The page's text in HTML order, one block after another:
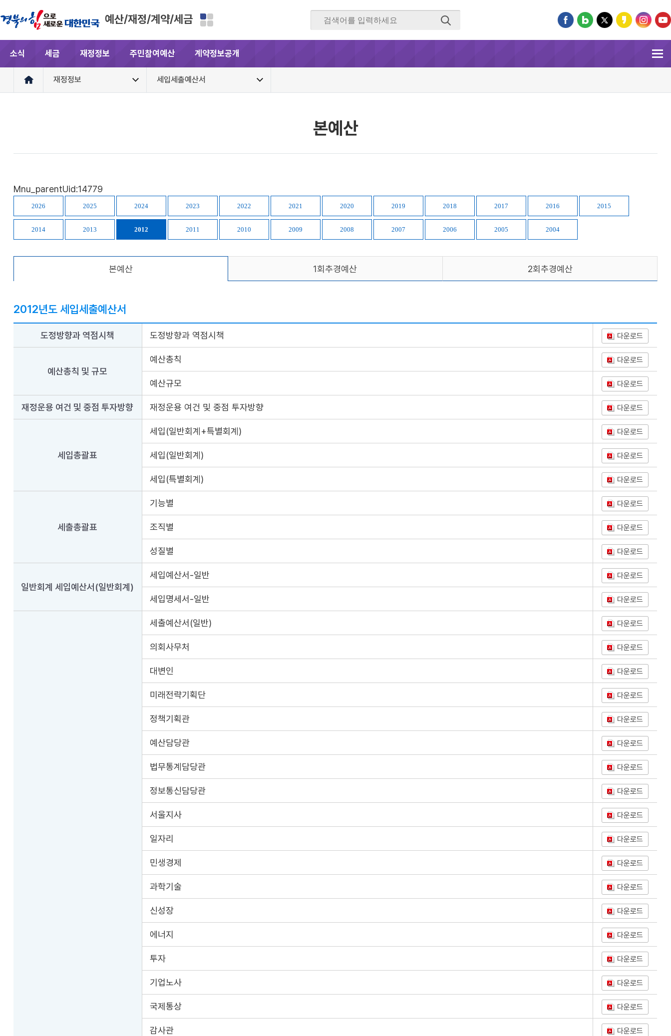
예산/재정/계약/세금
소식 세금 재정정보 주민참여예산 계약정보공개
재정정보 세입세출예산서
본예산
Mnu_parentUid:14779
2026 2025 2024 2023 2022 2021 2020 2019 2018 2017 2016 2015
2014 2013 2012 2011 2010 2009 2008 2007 2006 2005 2004
본예산 1회추경예산 2회추경예산
2012년도 세입세출예산서
도정방향과 역점시책 도정방향과 역점시책 다운로드
예산총칙 및 규모
예산총칙 다운로드
예산규모 다운로드
재정운용 여건 및 중점 투자방향 재정운용 여건 및 중점 투자방향 다운로드
세입총괄표
세입(일반회계+특별회계) 다운로드
세입(일반회계) 다운로드
세입(특별회계) 다운로드
세출총괄표
기능별 다운로드
조직별 다운로드
성질별 다운로드
일반회계 세입예산서(일반회계)
세입예산서-일반 다운로드
세입명세서-일반 다운로드
세출예산서(일반) 다운로드
의회사무처 다운로드
대변인 다운로드
미래전략기획단 다운로드
정책기획관 다운로드
예산담당관 다운로드
법무통계담당관 다운로드
정보통신담당관 다운로드
서울지사 다운로드
일자리 다운로드
민생경제 다운로드
과학기술 다운로드
신성장 다운로드
에너지 다운로드
투자 다운로드
기업노사 다운로드
국제통상 다운로드
감사관 다운로드